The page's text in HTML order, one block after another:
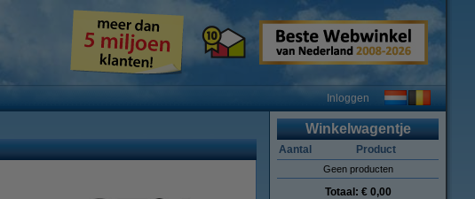
Inloggen
Winkelwagentje
Aantal Product
Geen producten
Totaal: € 0,00